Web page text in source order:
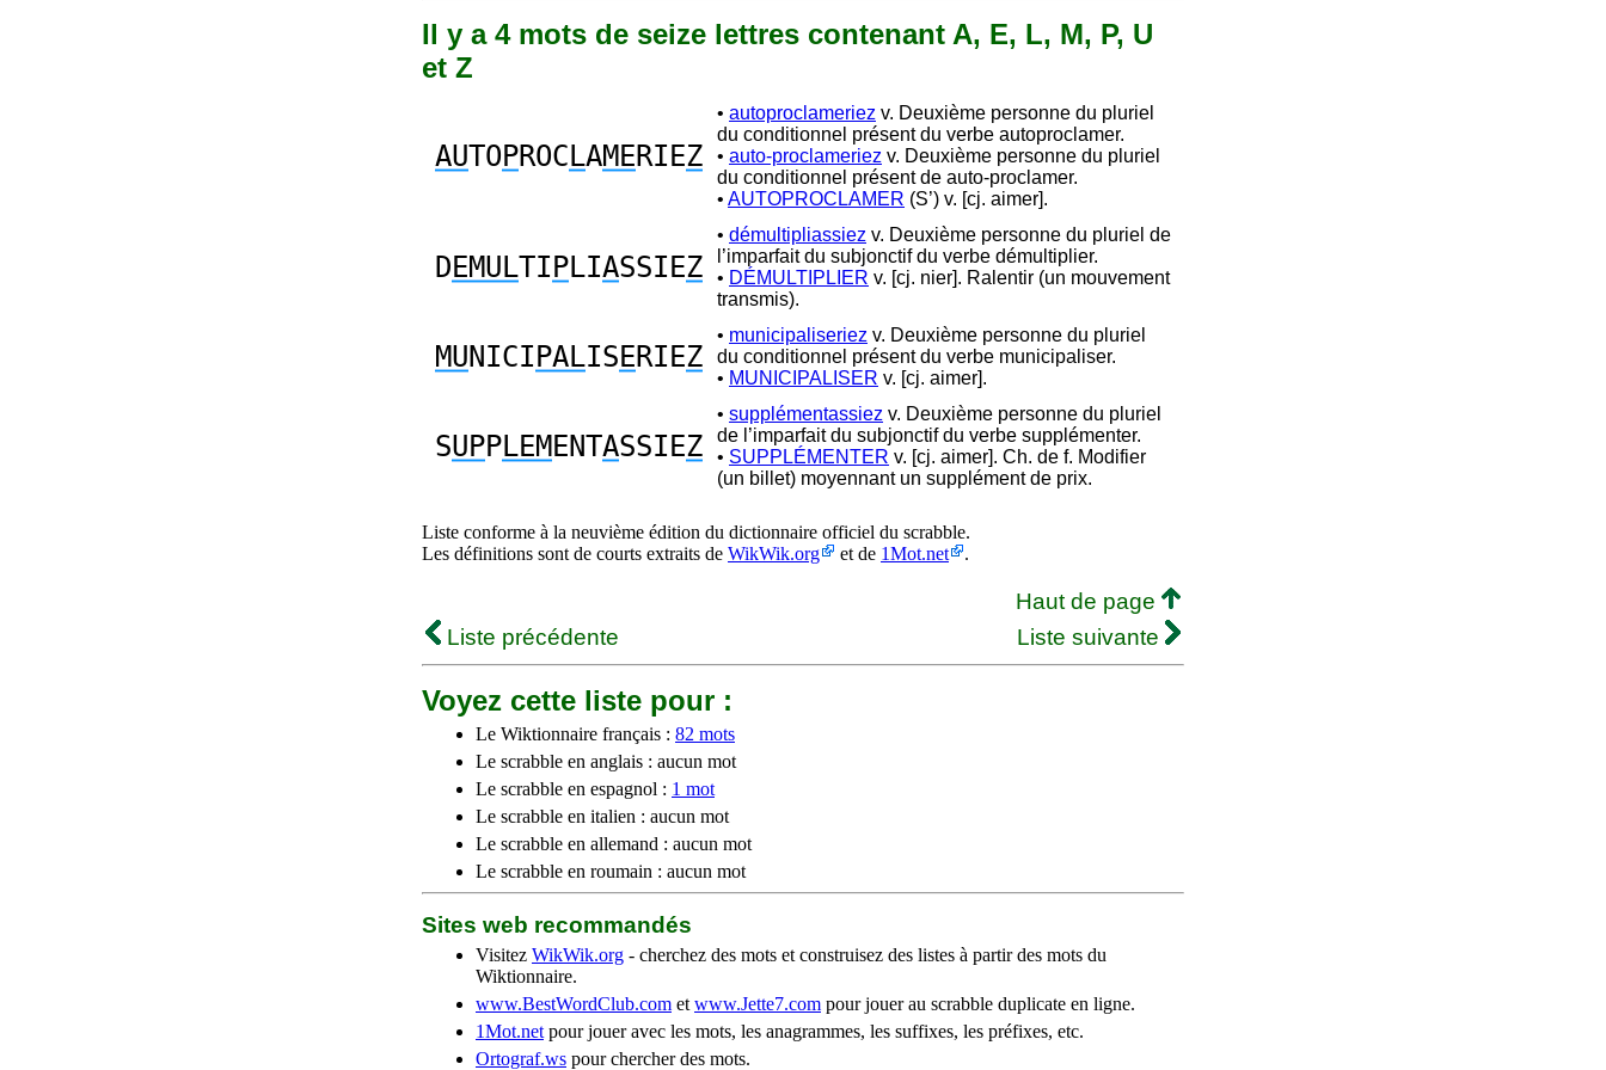
Il y a 4 mots de seize lettres contenant A, E, L, M, P, U
et Z
AUTOPROC LAMERIEZ
• autoproclameriez v. Deuxième personne du pluriel
du conditionnel présent du verbe autoproclamer.
• auto-proclameriez v. Deuxième personne du pluriel
du conditionnel présent de auto-proclamer.
• AUTOPROCLAMER (S’) v. [cj. aimer].
DEMULTI PLIASSIEZ
• démultipliassiez v. Deuxième personne du pluriel de
l’imparfait du subjonctif du verbe démultiplier.
• DÉMULTIPLIER v. [cj. nier]. Ralentir (un mouvement
transmis).
MUNICI PALISERIEZ
• municipaliseriez v. Deuxième personne du pluriel
du conditionnel présent du verbe municipaliser.
• MUNICIPALISER v. [cj. aimer].
SUPPLEM ENTASSIEZ
• supplémentassiez v. Deuxième personne du pluriel
de l’imparfait du subjonctif du verbe supplémenter.
• SUPPLÉMENTER v. [cj. aimer]. Ch. de f. Modifier
(un billet) moyennant un supplément de prix.
Liste conforme à la neuvième édition du dictionnaire officiel du scrabble.
Les définitions sont de courts extraits de WikWik.org et de 1Mot.net .
Haut de page
Liste précédente
Liste suivante
Voyez cette liste pour :
Le Wiktionnaire français : 82 mots
Le scrabble en anglais : aucun mot
Le scrabble en espagnol : 1 mot
Le scrabble en italien : aucun mot
Le scrabble en allemand : aucun mot
Le scrabble en roumain : aucun mot
Sites web recommandés
Visitez WikWik.org - cherchez des mots et construisez des listes à partir des mots du
Wiktionnaire.
www.BestWordClub.com et www.Jette7.com pour jouer au scrabble duplicate en ligne.
1Mot.net pour jouer avec les mots, les anagrammes, les suffixes, les préfixes, etc.
Ortograf.ws pour chercher des mots.